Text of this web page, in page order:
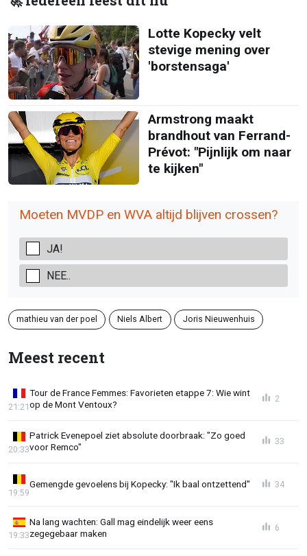
Lotte Kopecky velt
stevige mening over
'borstensaga'
Armstrong maakt
brandhout van Ferrand-
Prévot: "Pijnlijk om naar
te kijken"
Moeten MVDP en WVA altijd blijven crossen?
JA!
NEE..
mathieu van der poel Niels Albert Joris Nieuwenhuis
Meest recent
Tour de France Femmes: Favorieten etappe 7: Wie wint
op de Mont Ventoux?
21:21
2
Patrick Evenepoel ziet absolute doorbraak: "Zo goed
voor Remco"
20:33
33
Gemengde gevoelens bij Kopecky: "Ik baal ontzettend"
19:59
34
Na lang wachten: Gall mag eindelijk weer eens
zegegebaar maken
19:33
6